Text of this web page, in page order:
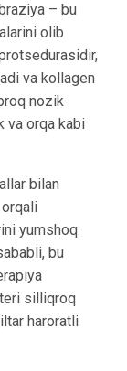
– bu
olib
va kollagen
nozik
va orqa kabi
bilan
yumshoq
bu
silliqroq
haroratli